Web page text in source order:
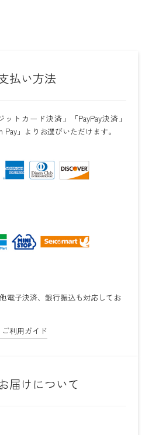
払い方法
トカード決済」「PayPay決済」
Pay」よりお選びいただけます。
電子決済、銀行振込も対応してお
ご利用ガイド
届けについて